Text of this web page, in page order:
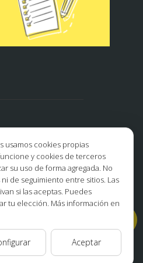
Instagram
TikTok
Youtube
Pinterest
usamos cookies propias
y cookies de terceros
su uso de forma agregada. No
de seguimiento entre sitios. Las
si las aceptas. Puedes
tu elección. Más información en
Aceptar